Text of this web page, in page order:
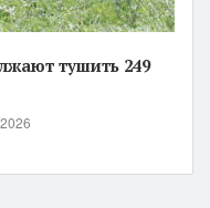
тушить 249